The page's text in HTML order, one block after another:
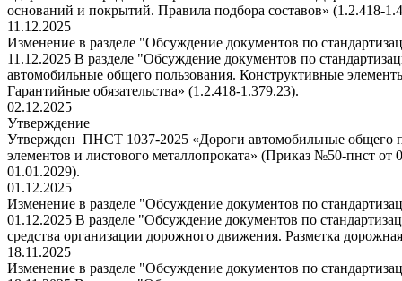
оснований и покрытий. Правила подбора составов» (1.2.418-
11.12.2025
Изменение в разделе "Обсуждение документов по
11.12.2025 В разделе "Обсуждение документов по
автомобильные общего пользования. Конструктивные
Гарантийные обязательства» (1.2.418-1.379.23).
02.12.2025
Утверждение
Утвержден ПНСТ 1037-2025 «Дороги автомобильные общего
элементов и листового металлопроката» (Приказ №50-пнст от
01.01.2029).
01.12.2025
Изменение в разделе "Обсуждение документов по
01.12.2025 В разделе "Обсуждение документов по
средства организации дорожного движения. Разметка
18.11.2025
Изменение в разделе "Обсуждение документов по